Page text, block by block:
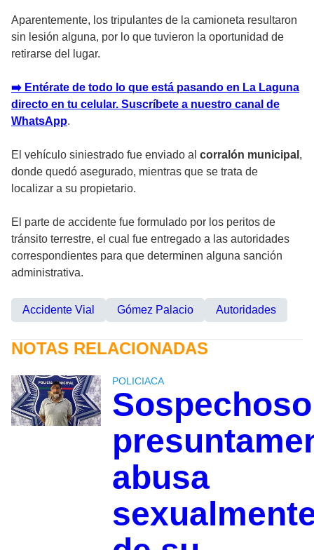
Aparentemente, los tripulantes de la camioneta resultaron
sin lesión alguna, por lo que tuvieron la oportunidad de
retirarse del lugar.
➡️ Entérate de todo lo que está pasando en La Laguna
directo en tu celular. Suscríbete a nuestro canal de
WhatsApp.
El vehículo siniestrado fue enviado al corralón municipal ,
donde quedó asegurado, mientras que se trata de
localizar a su propietario.
El parte de accidente fue formulado por los peritos de
tránsito terrestre, el cual fue entregado a las autoridades
correspondientes para que determinen alguna sanción
administrativa.
Accidente Vial Gómez Palacio Autoridades
NOTAS RELACIONADAS
POLICIACA
Sospechoso
abusa